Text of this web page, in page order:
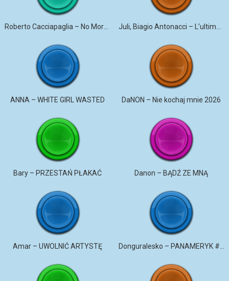
Roberto Cacciapaglia – No More Violence
ANNA – WHITE GIRL WASTED DaNON – Nie kochaj mnie 2026
Bary – PRZESTAŃ PŁAKAĆ Danon – BĄDŹ ZE MNĄ
Amar – UWOLNIĆ ARTYSTĘ